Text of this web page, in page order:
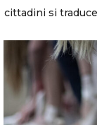
cittadini si